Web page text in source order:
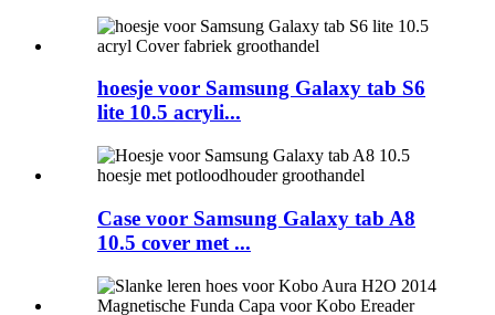
hoesje voor Samsung Galaxy tab S6
lite 10.5 acryli...
Case voor Samsung Galaxy tab A8
10.5 cover met ...